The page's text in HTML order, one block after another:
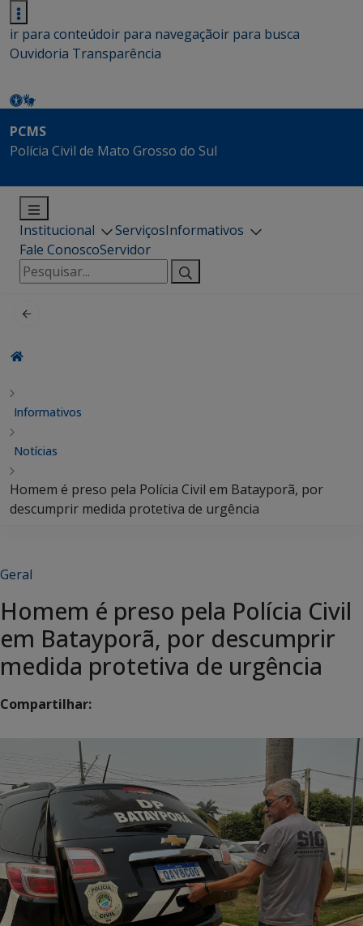
ir para conteúdoir para navegaçãoir para busca
Ouvidoria Transparência
PCMS
Polícia Civil de Mato Grosso do Sul
Institucional ServiçosInformativos
Fale ConoscoServidor
Pesquisar
por:
Informativos
Notícias
Homem é preso pela Polícia Civil em Batayporã, por
descumprir medida protetiva de urgência
Geral
Homem é preso pela Polícia Civil
em Batayporã, por descumprir
medida protetiva de urgência
Compartilhar: